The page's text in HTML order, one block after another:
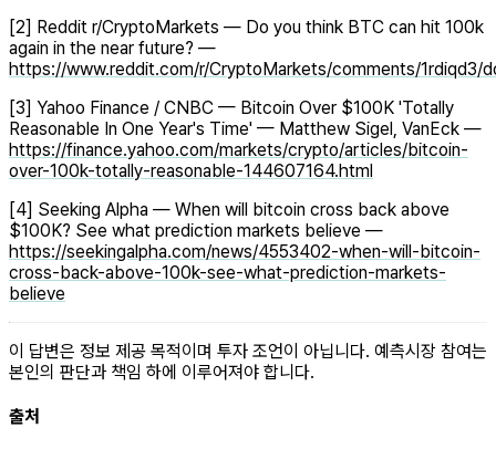
[2] Reddit r/CryptoMarkets — Do you think BTC can hit 100k
again in the near future? —
https://www.reddit.com/r/CryptoMarkets/comments/1rdiqd3/
[3] Yahoo Finance / CNBC — Bitcoin Over $100K 'Totally
Reasonable In One Year's Time' — Matthew Sigel, VanEck —
https://finance.yahoo.com/markets/crypto/articles/bitcoin-
over-100k-totally-reasonable-144607164.html
[4] Seeking Alpha — When will bitcoin cross back above
$100K? See what prediction markets believe —
https://seekingalpha.com/news/4553402-when-will-bitcoin-
cross-back-above-100k-see-what-prediction-markets-
believe
이 답변은 정보 제공 목적이며 투자 조언이 아닙니다. 예측시장 참여는
본인의 판단과 책임 하에 이루어져야 합니다.
출처